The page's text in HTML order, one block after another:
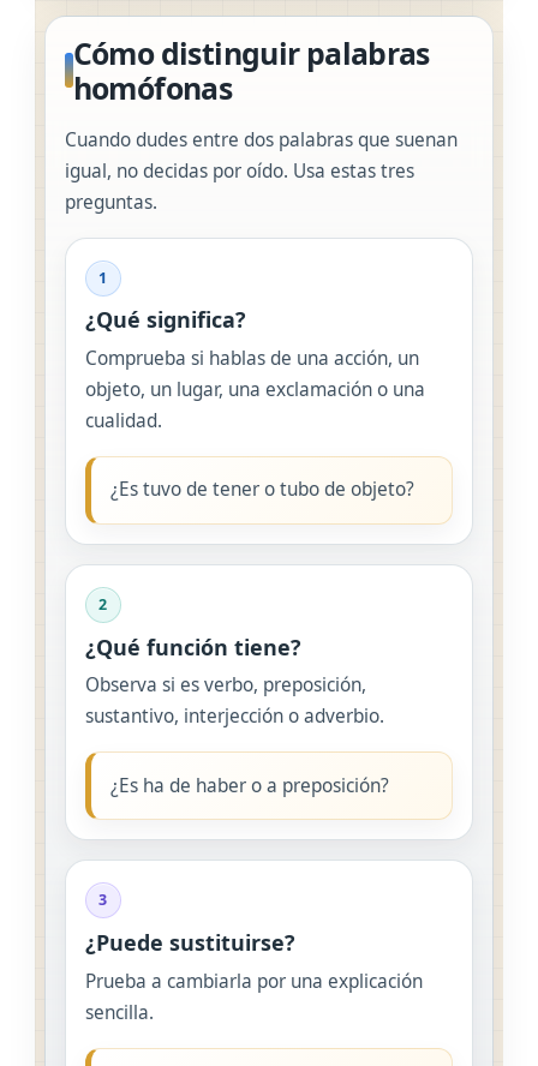
Cómo distinguir palabras
homófonas
Cuando dudes entre dos palabras que suenan
igual, no decidas por oído. Usa estas tres
preguntas.
1
¿Qué significa?
Comprueba si hablas de una acción, un
objeto, un lugar, una exclamación o una
cualidad.
¿Es tuvo de tener o tubo de objeto?
2
¿Qué función tiene?
Observa si es verbo, preposición,
sustantivo, interjección o adverbio.
¿Es ha de haber o a preposición?
3
¿Puede sustituirse?
Prueba a cambiarla por una explicación
sencilla.